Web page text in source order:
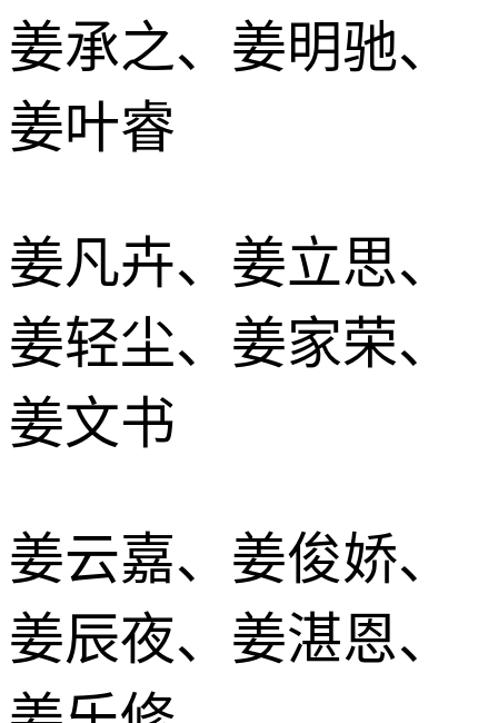
姜承之、姜明驰、
姜叶睿
姜凡卉、姜立思、
姜轻尘、姜家荣、
姜文书
姜云嘉、姜俊娇、
姜辰夜、姜湛恩、